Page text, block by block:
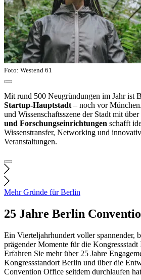
Foto: Westend 61
Mit rund 500 Neugründungen im Jahr ist
Startup-Hauptstadt – noch vor
und Wissenschaftsszene der Stadt mit über
und Forschungseinrichtungen schafft
Wissenstransfer, Networking und
Veranstaltungen.
Mehr Gründe für Berlin
25 Jahre Berlin
Ein Vierteljahrhundert voller spannender,
prägender Momente für die
Erfahren Sie mehr über 25 Jahre
Kongressstandort Berlin und über die
Convention Office seitdem durchlaufen